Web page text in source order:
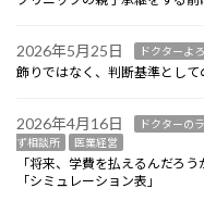
2026年5月25日 ドクターよ
飾りではなく、判断基準として
2026年4月16日 ドクターの
ず相談所
医業経営
「将来、学費を払えるんだろ
「シミュレーション表」